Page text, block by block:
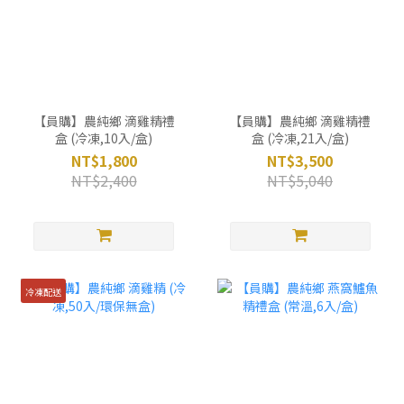
【員購】農純鄉 滴雞精禮
盒 (冷凍,10入/盒)
NT$1,800
NT$2,400
【員購】農純鄉 滴雞精禮
盒 (冷凍,21入/盒)
NT$3,500
NT$5,040
冷凍配送